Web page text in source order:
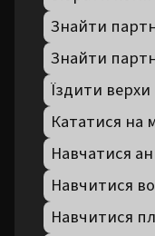
Їздити верхи
Кататися на
Навчатися
Навчитися
Навчитися